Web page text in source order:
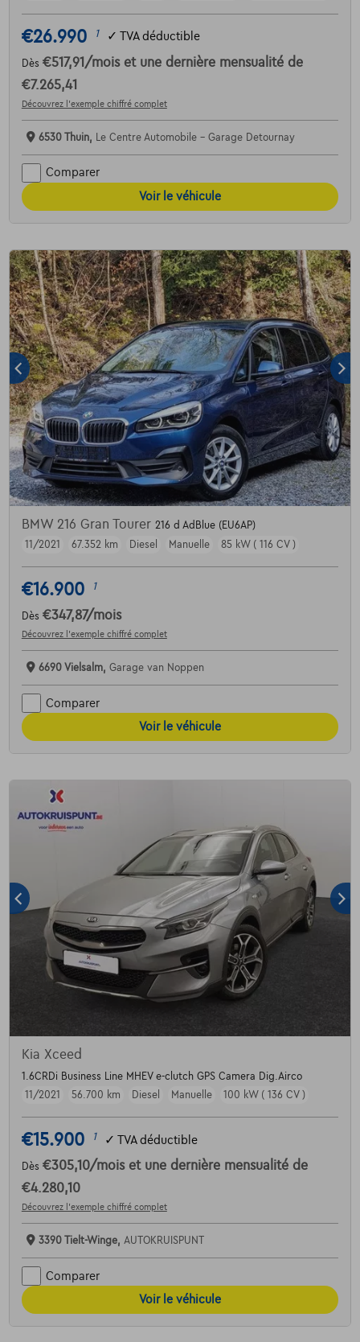
€26.990 1 ✓ TVA déductible
Dès €517,91 /mois et une dernière mensualité de
€7.265,41
Découvrez l’exemple chiffré complet
6530 Thuin, Le Centre Automobile - Garage Detournay
Comparer
Voir le véhicule
BMW 216 Gran Tourer 216 d AdBlue (EU6AP)
11/2021
67.352 km Diesel Manuelle 85 kW ( 116 CV )
€16.900 1
Dès €347,87/mois
Découvrez l’exemple chiffré complet
6690 Vielsalm, Garage van Noppen
Comparer
Voir le véhicule
Kia Xceed
1.6CRDi Business Line MHEV e-clutch GPS Camera Dig.Airco
11/2021
56.700 km Diesel Manuelle 100 kW ( 136 CV )
€15.900 1 ✓ TVA déductible
Dès €305,10/mois et une dernière mensualité de
€4.280,10
Découvrez l’exemple chiffré complet
3390 Tielt-Winge, AUTOKRUISPUNT
Comparer
Voir le véhicule